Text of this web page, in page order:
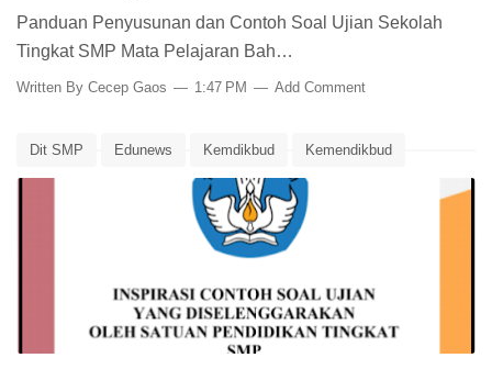
Panduan Penyusunan dan Contoh Soal Ujian Sekolah
Tingkat SMP Mata Pelajaran Bah…
Written By Cecep Gaos 1:47 PM Add Comment
Dit SMP Edunews Kemdikbud Kemendikbud
Panduan Pembuatan Soal Ujian Panduan Penilaian
Soal Ujian Bahasa Indonesia